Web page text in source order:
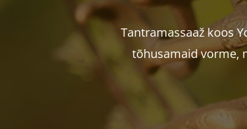
Tantramassaaž koos
tõhusamaid vorme,